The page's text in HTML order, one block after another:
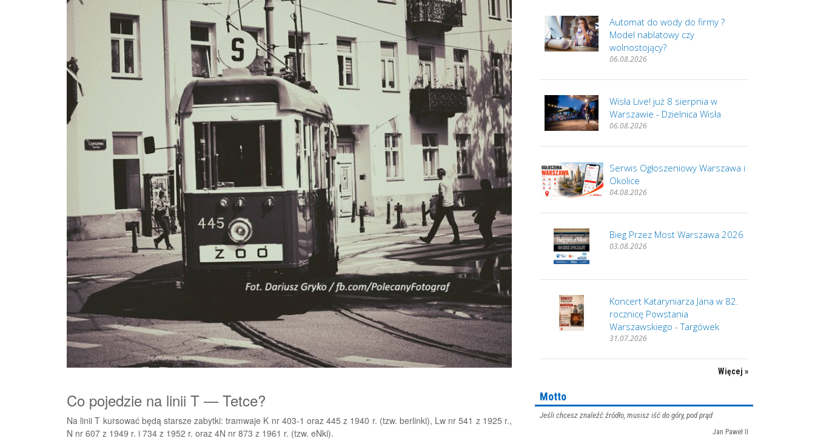
Co pojedzie na linii T — Tetce?
Na linii T kursować będą starsze zabytki: tramwaje K nr 403-1 oraz 445 z 1940 r. (tzw. berlinki), Lw nr 541 z 1925 r.,
N nr 607 z 1949 r. i 734 z 1952 r. oraz 4N nr 873 z 1961 r. (tzw. eNki).
Automat do wody do firmy ?
Model nablatowy czy
wolnostojący?
06.08.2026
Wisła Live! już 8 sierpnia w
Warszawie - Dzielnica Wisła
06.08.2026
Serwis Ogłoszeniowy Warszawa i
Okolice
04.08.2026
Bieg Przez Most Warszawa 2026
03.08.2026
Koncert Kataryniarza Jana w 82.
rocznicę Powstania
Warszawskiego - Targówek
31.07.2026
Więcej »
Motto
Jeśli chcesz znaleźć źródło, musisz iść do góry, pod prąd
Jan Paweł II